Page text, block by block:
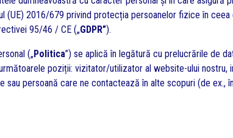
(UE) 2016/679 privind protecția persoanelor fizice în
95/46 / CE („GDPR”).
(„Politica”) se aplică în legătură cu prelucrările de
poziții: vizitator/utilizator al website-ului nostru,
persoană care ne contactează în alte scopuri (de ex.,